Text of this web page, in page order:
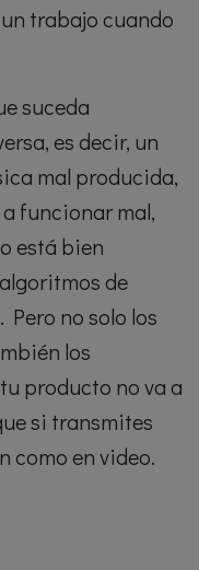
trabajo cuando
suceda
es decir, un
mal producida,
funcionar mal,
está bien
de
no solo los
los
producto no va a
si transmites
como en video.